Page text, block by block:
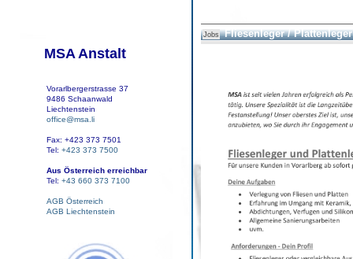
MSA Anstalt
Vorarlbergerstrasse 37
9486 Schaanwald
Liechtenstein
office@msa.li
Fax: +423 373 7501
Tel: +423 373 7500
Aus Österreich erreichbar
Tel: +43 660 373 7100
AGB Österreich
AGB Liechtenstein
Jobs Fliesenleger / Plattenleger